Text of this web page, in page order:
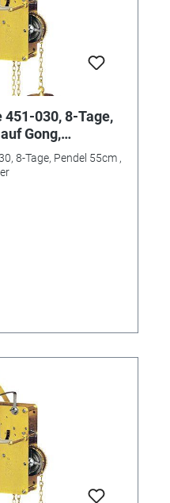
030, 8-Tage,
Gong,
8-Tage, Pendel 55cm ,